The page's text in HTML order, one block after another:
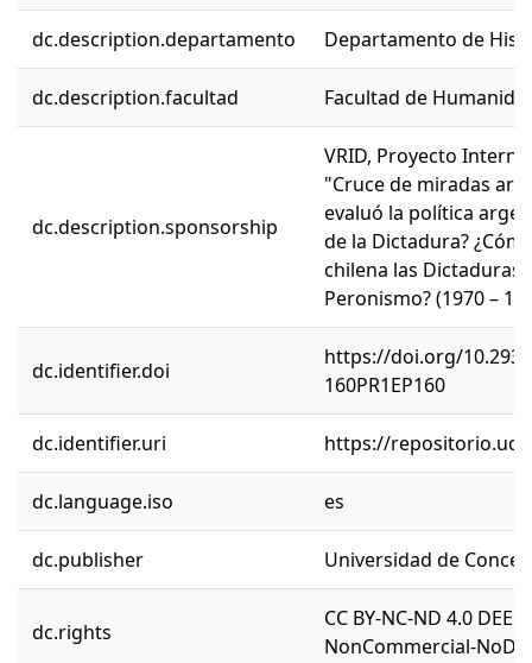
dc.description.departamento Departamento de
dc.description.facultad Facultad de
dc.description.sponsorship
VRID, Proyecto
"Cruce de miradas
evaluó la política
de la Dictadura?
chilena las Dictaduras
Peronismo? (1970 –
dc.identifier.doi
https://doi.org/
160PR1EP160
dc.identifier.uri https://
dc.language.iso es
dc.publisher Universidad de
dc.rights
CC BY-NC-ND 4.0
NonCommercial-